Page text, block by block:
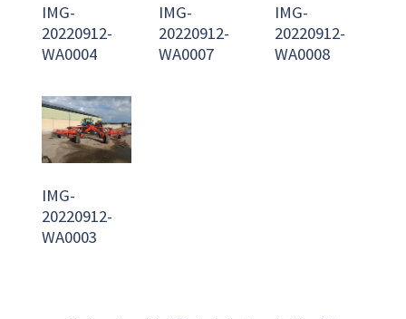
IMG-
20220912-
WA0004
IMG-
20220912-
WA0007
IMG-
20220912-
WA0008
IMG-
20220912-
WA0003